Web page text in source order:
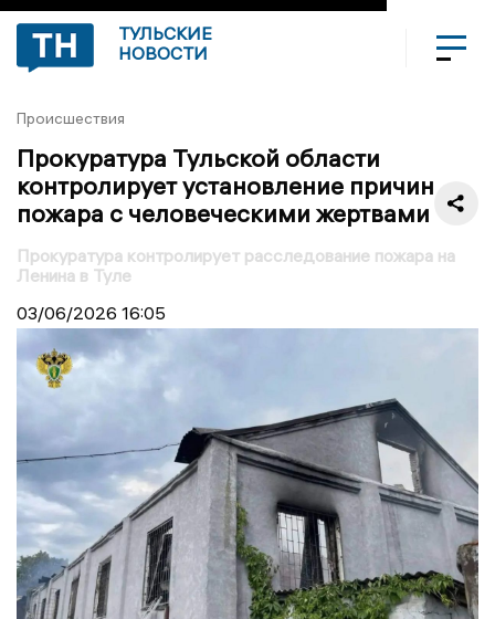
ТУЛЬСКИЕ
НОВОСТИ
Происшествия
Прокуратура Тульской области
контролирует установление причин
пожара с человеческими жертвами
Прокуратура контролирует расследование пожара на
Ленина в Туле
03/06/2026 16:05